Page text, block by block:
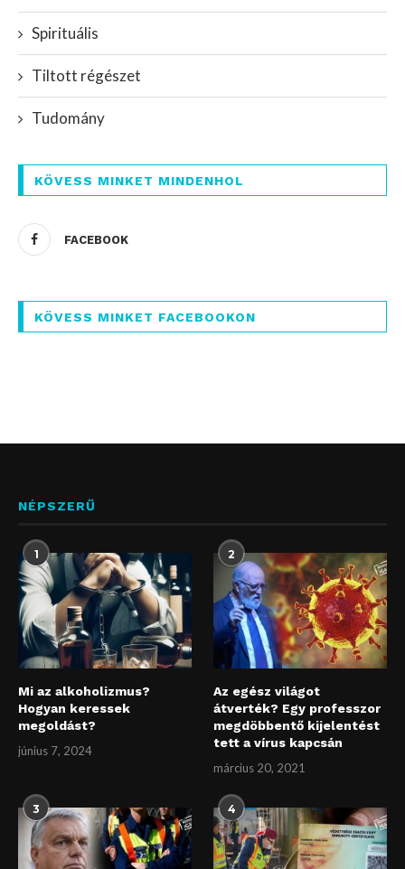
Spirituális
Tiltott régészet
Tudomány
KÖVESS MINKET MINDENHOL
FACEBOOK
KÖVESS MINKET FACEBOOKON
NÉPSZERŰ
1
Mi az alkoholizmus?
Hogyan keressek
megoldást?
június 7, 2024
2
Az egész világot
átverték? Egy professzor
megdöbbentő kijelentést
tett a vírus kapcsán
március 20, 2021
3 4